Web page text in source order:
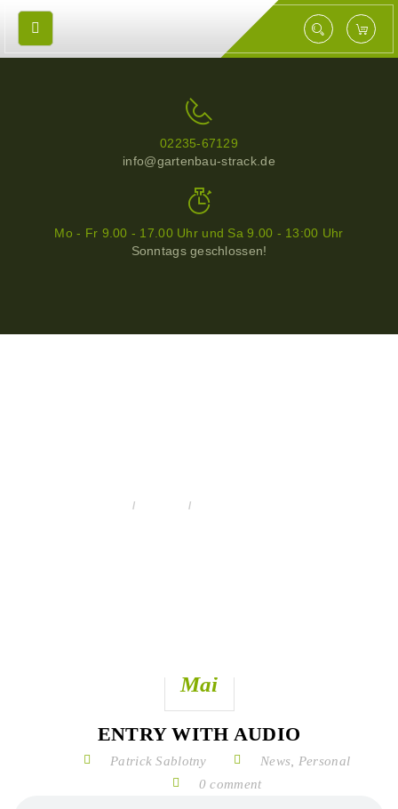
02235-67129
info@gartenbau-strack.de
Mo - Fr 9.00 - 17.00 Uhr und Sa 9.00 - 13:00 Uhr
Sonntags geschlossen!
Mai
ENTRY WITH AUDIO
Patrick Sablotny News
Personal
0 comment